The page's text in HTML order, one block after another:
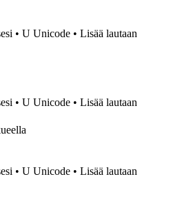
• U Unicode • Lisää lautaan
• U Unicode • Lisää lautaan
• U Unicode • Lisää lautaan